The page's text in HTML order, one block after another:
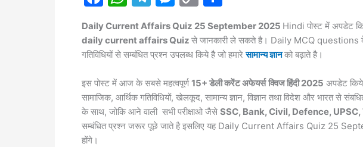
c
e
b
o
o
k
at
s
A
p
p
el
e
gr
a
m
e
s
s
n
g
er
p
y
Li
n
k
ar
e
Daily Current Affairs Quiz 25 September 2025 Hindi पोस्ट में अपडेट
daily current affairs Quiz से जानकारी ले सकते है। Daily MCQ questions के
गतिविधियों से सम्बंधित प्रश्न उपलब्ध किये है जो हमारेसामान्य ज्ञानको बढ़ाते है।
इस पोस्ट में आज के सबसे महत्वपूर्ण15+ डेली करेंट अफेयर्स क्विज हिंदी 2025 अपडेट किये
सामाजिक, आर्थिक गतिविधियों, खेलकूद, सामान्य ज्ञान, विज्ञान तथा विदेश और भारत से
के साथ, जोकि आने वाली सभी परीक्षाओ जैसे SSC, Bank, Civil, Defence, UPSC,
सम्बंधित प्रश्न जरूर पूछे जाते है इसलिए यह Daily Current Affairs Quiz 25
होंगे।